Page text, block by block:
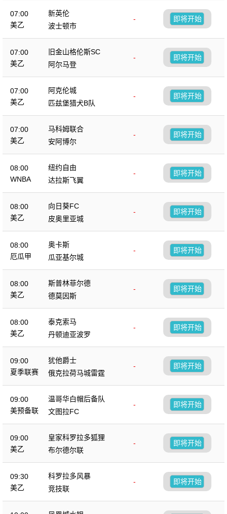
07:00
美乙
新英伦
-
波士顿市
即将开始
07:00
美乙
旧金山格伦斯SC
-
阿尔马登
即将开始
07:00
美乙
阿克伦城
-
匹兹堡猎犬B队
即将开始
07:00
美乙
马科姆联合
-
安阿博尔
即将开始
08:00
WNBA
纽约自由
-
达拉斯飞翼
即将开始
08:00
美乙
向日葵FC
-
皮奥里亚城
即将开始
08:00
厄瓜甲
奥卡斯
-
瓜亚基尔城
即将开始
08:00
美乙
斯普林菲尔德
-
德莫因斯
即将开始
08:00
美乙
泰克索马
-
丹顿迪亚波罗
即将开始
09:00
夏季联赛
犹他爵士
-
俄克拉荷马城雷霆
即将开始
09:00
美预备联
温哥华白帽后备队
-
文图拉FC
即将开始
09:00
美乙
皇家科罗拉多狐狸
-
布尔德尔联
即将开始
09:30
美乙
科罗拉多风暴
-
竞技联
即将开始